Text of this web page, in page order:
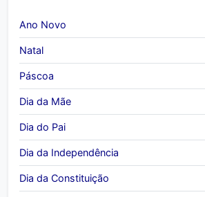
Ano Novo
Natal
Páscoa
Dia da Mãe
Dia do Pai
Dia da Independência
Dia da Constituição